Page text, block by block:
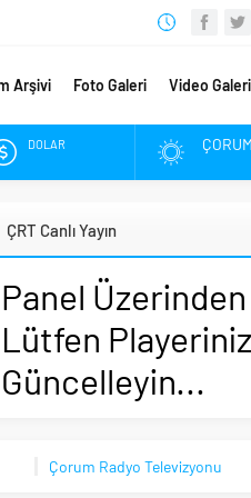
Arşivi Foto Galeri Video Galeri
DOLAR
ALTIN
BIST
ÇORUM
ÇRT Canlı Yayın
Panel Üzerinden
Lütfen
Güncelleyin...
Çorum Radyo Televizyonu